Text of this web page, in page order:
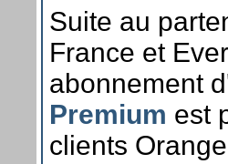
Suite au
France et
abonnement
Premium est
clients